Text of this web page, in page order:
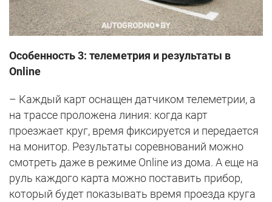
Особенность 3: телеметрия и результаты в
Online
– Каждый карт оснащен датчиком телеметрии, а
на трассе проложена линия: когда карт
проезжает круг, время фиксируется и передается
на монитор. Результаты соревнований можно
смотреть даже в режиме Online из дома. А еще на
руль каждого карта можно поставить прибор,
который будет показывать время проезда круга